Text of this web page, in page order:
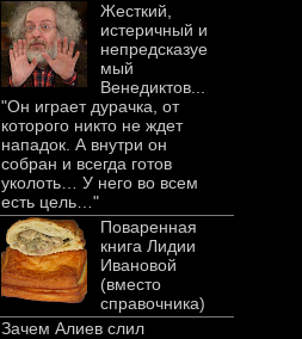
Жесткий,
истеричный и
непредсказуе
мый
Венедиктов...
"Он играет дурачка, от
которого никто не ждет
нападок. А внутри он
собран и всегда готов
уколоть… У него во всем
есть цель…"
Поваренная
книга Лидии
Ивановой
(вместо
справочника)
Зачем Алиев слил